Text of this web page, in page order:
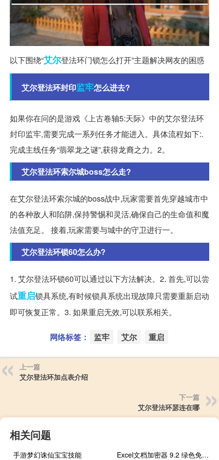
以下围绕“艾尔登法环门锁怎么打开”主题解决网友的困惑
艾尔登法环封印监牢怎么进去?
如果你在问的是游戏《上古卷轴5:天际》中的艾尔登法环
封印监牢,需要完成一系列任务才能进入。具体流程如下:.
完成主线任务“翡翠龙之谜”,获得龙裔之力。2。
艾尔登法环索尔城boss怎么走?
在艾尔登法环索尔城的boss战中,玩家需要首先穿越城市中
的各种敌人和陷阱,保持警惕和灵活,确保自己的生命值和魔
法值充足。 接着,玩家需要与城中的守卫进行一。
艾尔登法环锁60怎么办?
1. 艾尔登法环锁60可以通过以下方法解决。2. 首先,可以尝
试重启锁具系统,有时候锁具系统出现故障只需要重新启动
即可恢复正常。3. 如果重启无效,可以联系相关。
网络标签： 监牢 艾尔 重启
上一篇
艾尔登法环加点表介绍
下一篇
艾尔登法环瑟连在哪
相关问题
手游梦幻诛仙宝宝技能
Excel文档加密器 9.2 绿色免费版（Excel文档加密器 9.2 绿色免费版功能简介）